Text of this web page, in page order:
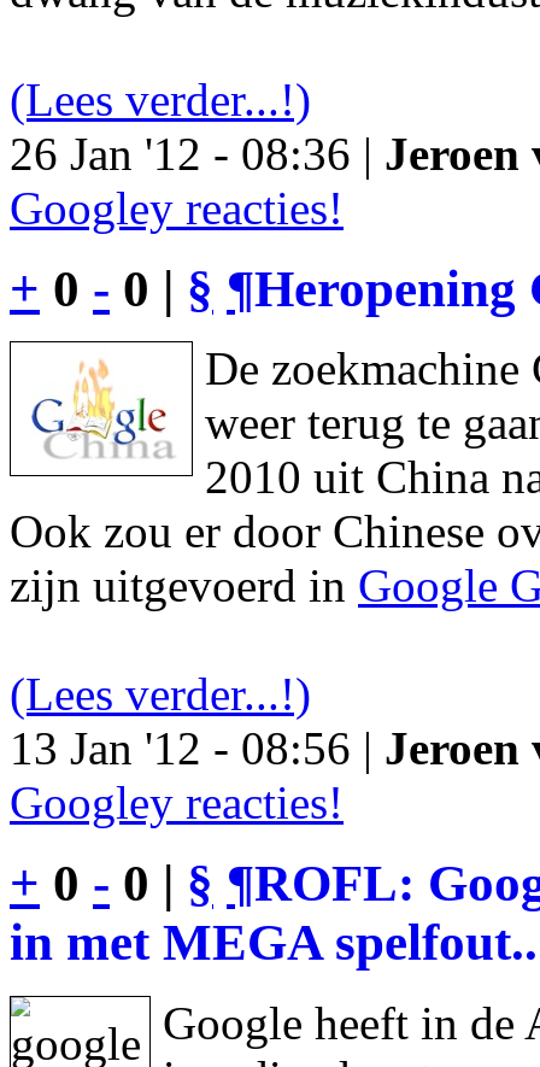
(Lees verder...!)
26 Jan '12 - 08:36 | Jeroen
Googley reacties!
+ 0 - 0 | § ¶Heropening
De
weer terug te
2010 uit China
Ook zou er door Chinese
zijn uitgevoerd in Google
(Lees verder...!)
13 Jan '12 - 08:56 | Jeroen
Googley reacties!
+ 0 - 0 | § ¶ROFL:
in met MEGA
Google heeft in de